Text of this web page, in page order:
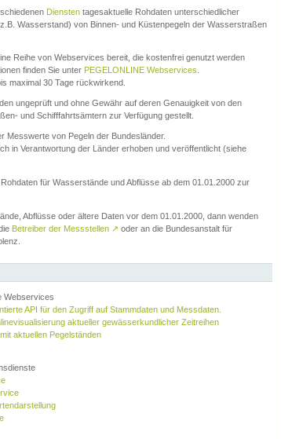
Diensten tagesaktuelle Rohdaten unterschiedlicher
Wasserstand) von Binnen- und Küstenpegeln der Wasserstraßen
Reihe von Webservices bereit, die kostenfrei genutzt werden
finden Sie unter PEGELONLINE Webservices
maximal 30 Tage rückwirkend.
ungeprüft und ohne Gewähr auf deren Genauigkeit von den
und Schifffahrtsämtern zur Verfügung gestellt.
Messwerte von Pegeln der Bundesländer.
in Verantwortung der Länder erhoben und veröffentlicht (siehe
für Wasserstände und Abflüsse ab dem 01.01.2000 zur
Abflüsse oder ältere Daten vor dem 01.01.2000, dann wenden
Betreiber der Messstellen ↗ oder an die Bundesanstalt für
Webservices
API für den Zugriff auf Stammdaten und Messdaten.
aktueller gewässerkundlicher Zeitreihen
aktuellen Pegelständen